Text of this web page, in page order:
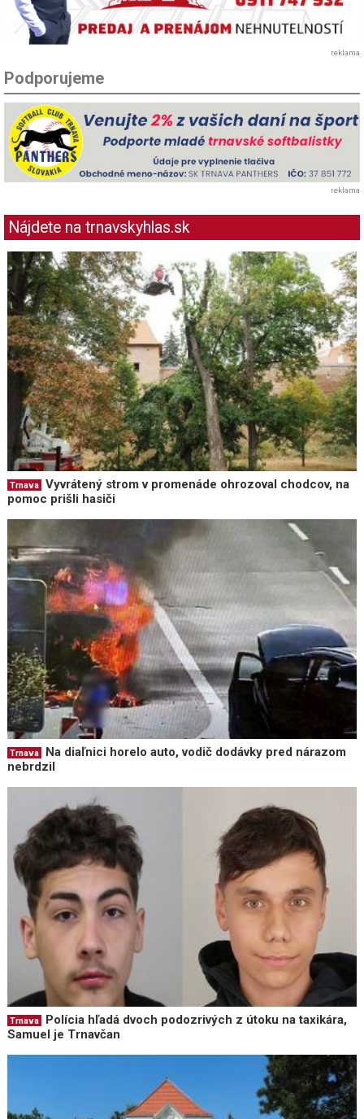
reklama
Podporujeme
reklama
Nájdete na trnavskyhlas.sk
Trnava
Vyvrátený strom v promenáde ohrozoval chodcov, na
pomoc prišli hasiči
Trnava
Na diaľnici horelo auto, vodič dodávky pred nárazom
nebrdzil
Trnava
Polícia hľadá dvoch podozrivých z útoku na taxikára,
Samuel je Trnavčan